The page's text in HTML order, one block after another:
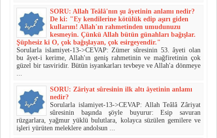
SORU: Allah Teâlâ'nın şu âyetinin anlamı nedir?
De ki: "Ey kendilerine kötülük edip aşırı giden
kullarım! Allah'ın rahmetinden umudunuzu
kesmeyin. Çünkü Allah bütün günahları bağışlar.
Şüphesiz ki O, çok bağışlayan, çok esirgeyendir."
Sorularla islamiyet-13->CEVAP: Zümer sûresinin 53. âyeti olan
bu âyet-i kerime, Allah'ın geniş rahmetinin ve mağfiretinin çok
güzel bir tasviridir. Bütün isyan­karları tevbeye ve Allah'a dönmeye
...
SORU: Zâriyat sûresinin ilk altı âyetinin anlamı
nedir?
Sorularla islamiyet-13->CEVAP: Allah Teâlâ Zâriyat
sûresinin başında şöyle buyurur: Esip savuran
rüzgarlara, yağmur yüklü bulutlara, kolayca süzülen gemilere ve
işleri yürüten meleklere andolsun ...